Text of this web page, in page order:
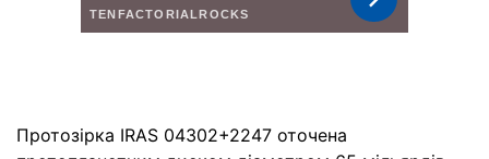
Протозірка IRAS 04302+2247 оточена